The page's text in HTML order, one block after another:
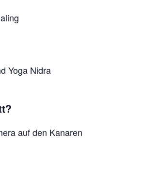
Yoga Nidra
auf den Kanaren